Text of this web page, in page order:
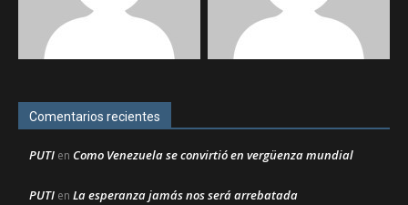
Comentarios recientes
PUTI en Como Venezuela se convirtió en vergüenza mundial
PUTI en La esperanza jamás nos será arrebatada